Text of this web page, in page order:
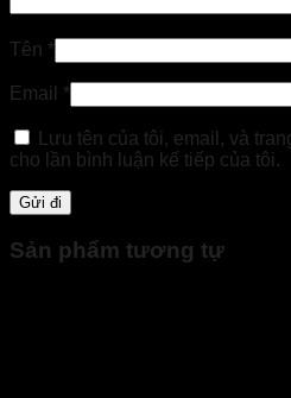
Tên *
Email *
Lưu tên của tôi, email, và
cho lần bình luận kế tiếp của tôi.
Sản phẩm tương tự